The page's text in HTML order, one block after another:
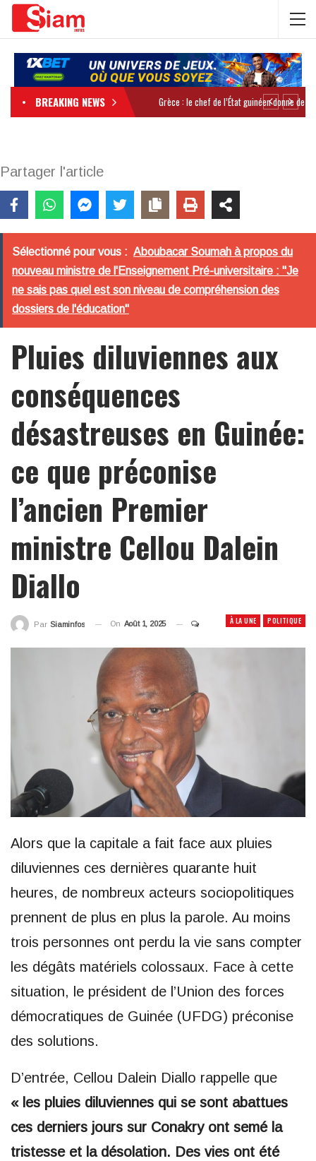
BREAKING NEWS
Partager l'article
Sélectionné pour vous : Aboubacar Soumah à propos du
nouveau ministre de l'Enseignement Pré-universitaire : "Je
ne sais pas quel est son niveau de compréhension des
dossiers de l'éducation"
Pluies diluviennes aux
conséquences
désastreuses en Guinée:
ce que préconise
l’ancien Premier
ministre Cellou Dalein
Diallo
À LA UNE POLITIQUE
Par Siaminfos On Août 1, 2025
Alors que la capitale a fait face aux pluies
diluviennes ces dernières quarante huit
heures, de nombreux acteurs sociopolitiques
prennent de plus en plus la parole. Au moins
trois personnes ont perdu la vie sans compter
les dégâts matériels colossaux. Face à cette
situation, le président de l’Union des forces
démocratiques de Guinée (UFDG) préconise
des solutions.
D’entrée, Cellou Dalein Diallo rappelle que
« les pluies diluviennes qui se sont abattues
ces derniers jours sur Conakry ont semé la
tristesse et la désolation. Des vies ont été